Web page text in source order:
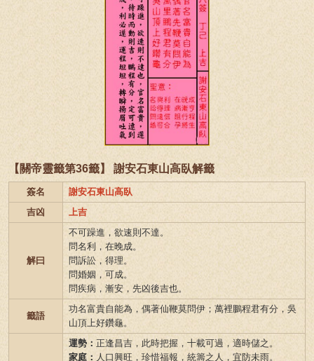
【關帝靈籤第36籤】 謝安石東山高臥解籤
簽名
謝安石東山高臥
吉凶
上吉
解曰
不可躁進，欲速則不達。
問名利，在晚成。
問訴訟，得理。
問婚姻，可成。
問疾病，漸安，先凶後吉也。
籤語
功名富貴自能為，偶著仙鞭莫問伊；萬裡鵬程君有分，吳
山頂上好鑽龜。
運勢： 正逢昌吉，此時把握，十載可過，適時儲之。
家庭： 人口興旺，珍惜福報，統籌之人，宜防未雨。